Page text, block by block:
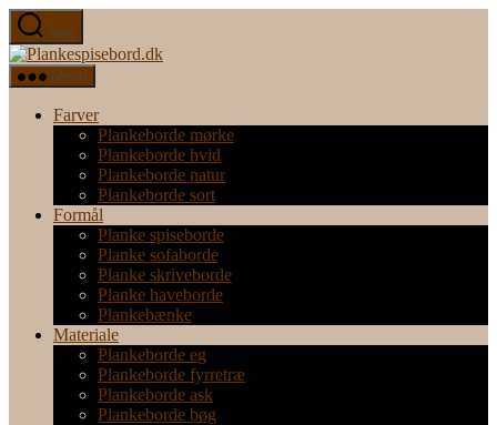
Spring
til
indholdet
Søg
Plankespisebord.dk
Menu
Farver
Plankeborde mørke
Plankeborde hvid
Plankeborde natur
Plankeborde sort
Formål
Planke spiseborde
Planke sofaborde
Planke skriveborde
Planke haveborde
Plankebænke
Materiale
Plankeborde eg
Plankeborde fyrretræ
Plankeborde ask
Plankeborde bøg